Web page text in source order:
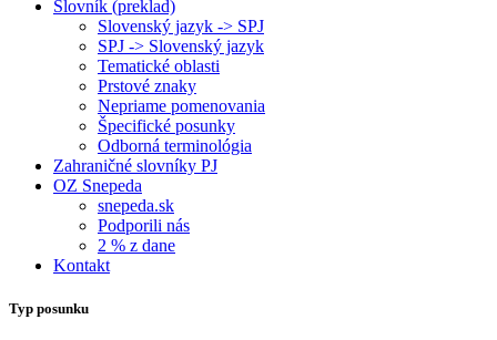
Slovník (preklad)
Slovenský jazyk -> SPJ
SPJ -> Slovenský jazyk
Tematické oblasti
Prstové znaky
Nepriame pomenovania
Špecifické posunky
Odborná terminológia
Zahraničné slovníky PJ
OZ Snepeda
snepeda.sk
Podporili nás
2 % z dane
Kontakt
Typ posunku